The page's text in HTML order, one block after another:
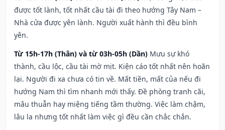
được tốt lành, tốt nhất cầu tài đi theo hướng Tây Nam –
Nhà cửa được yên lành. Người xuất hành thì đều bình
yên.
Từ 15h-17h (Thân) và từ 03h-05h (Dần) Mưu sự khó
thành, cầu lộc, cầu tài mờ mịt. Kiện cáo tốt nhất nên hoãn
lại. Người đi xa chưa có tin về. Mất tiền, mất của nếu đi
hướng Nam thì tìm nhanh mới thấy. Đề phòng tranh cãi,
mâu thuẫn hay miệng tiếng tầm thường. Việc làm chậm,
lâu la nhưng tốt nhất làm việc gì đều cần chắc chắn.